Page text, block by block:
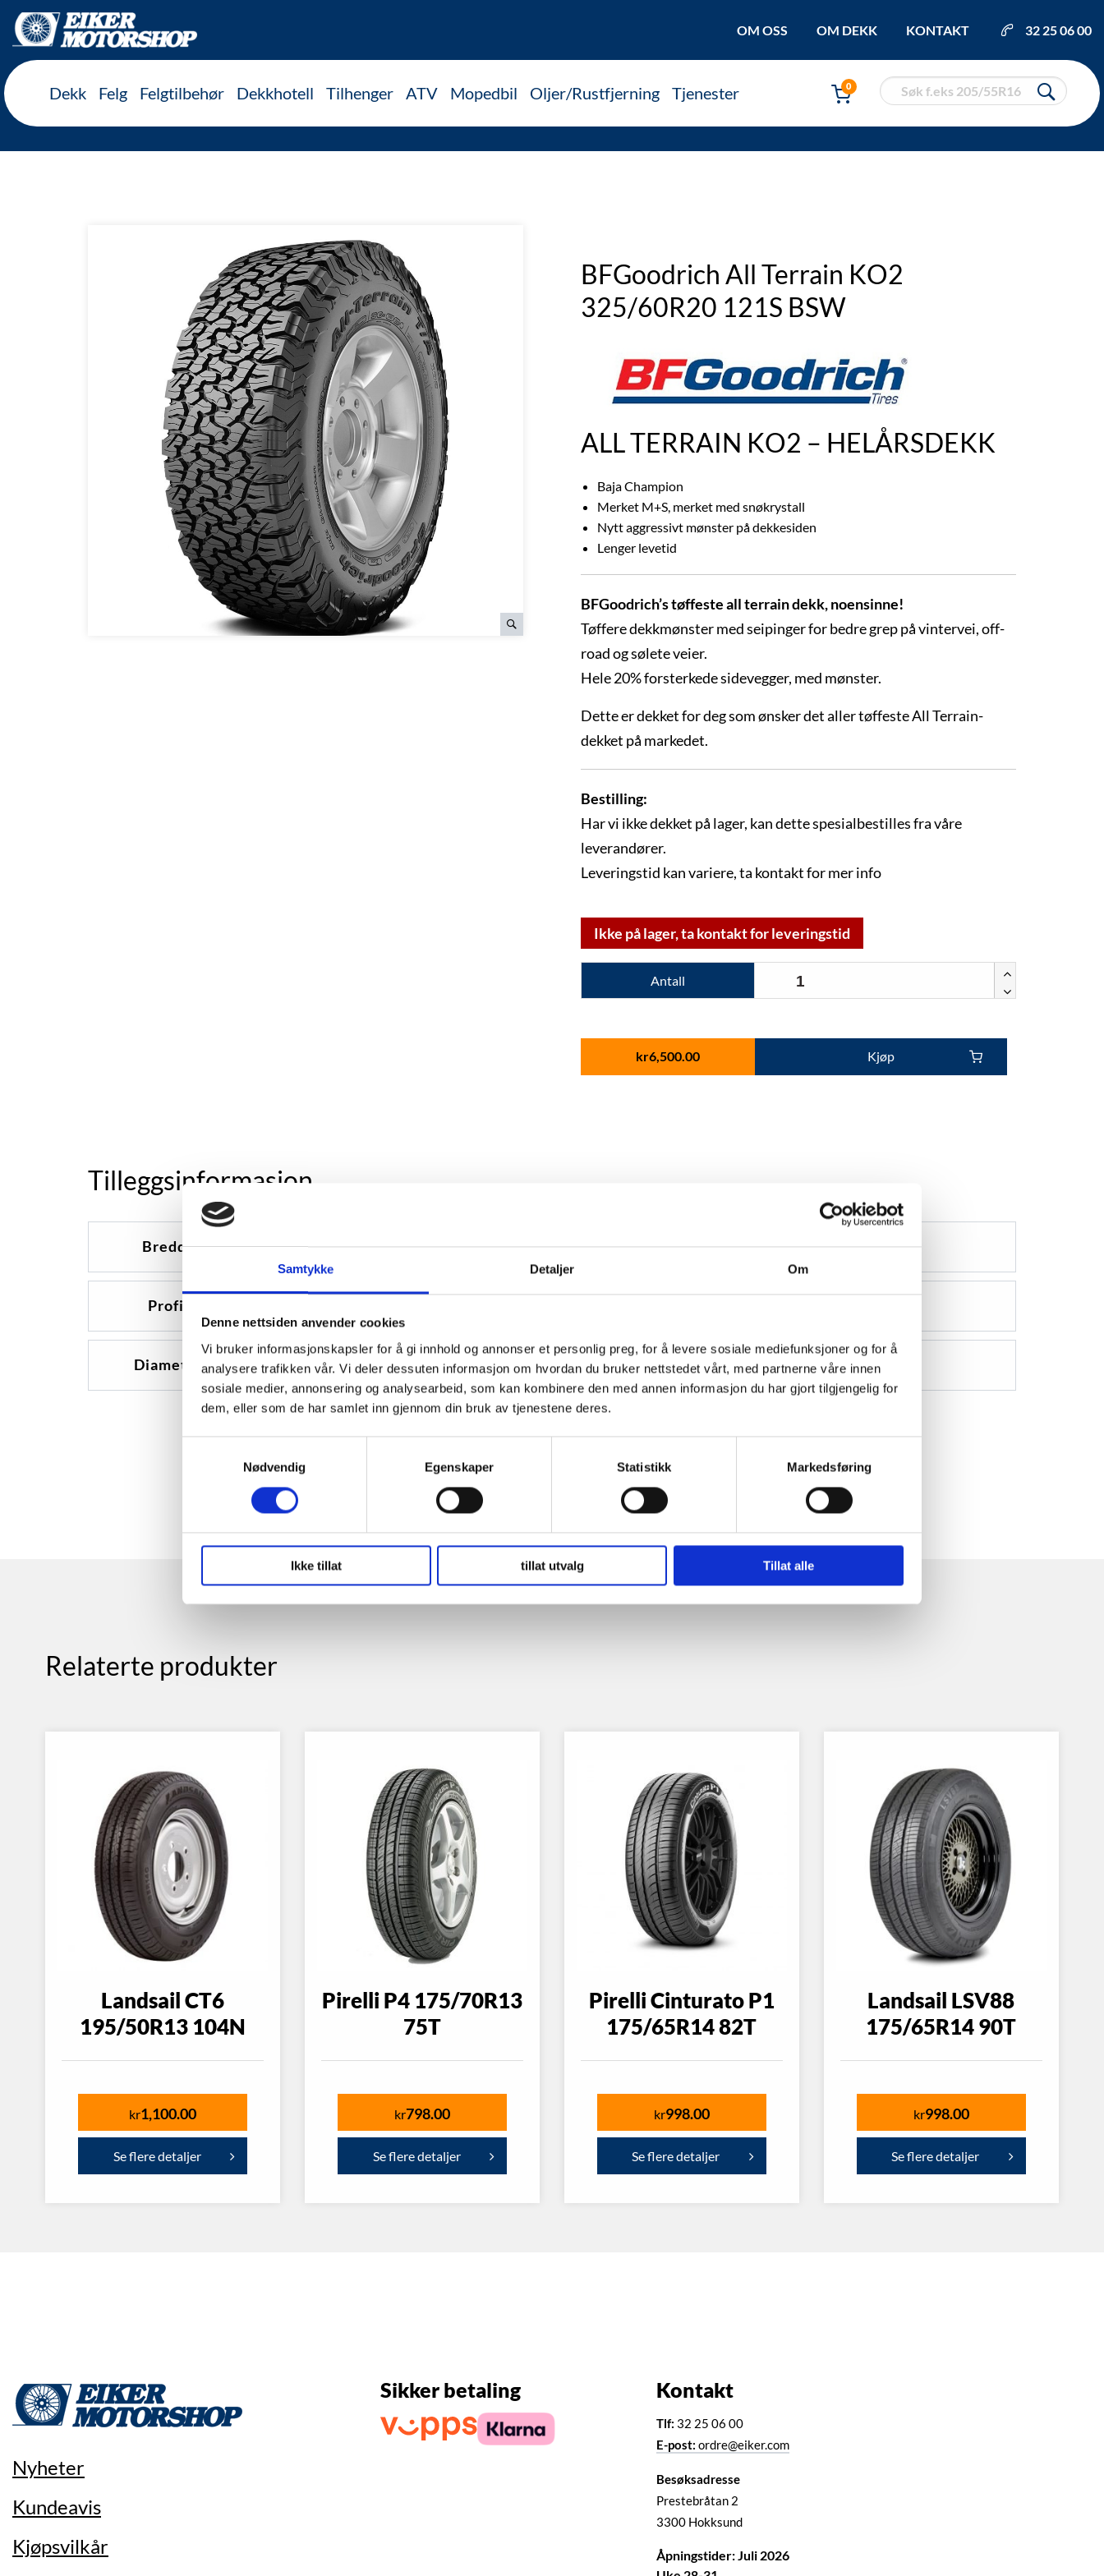
Samtykke Detaljer Om
Denne nettsiden anvender cookies
Vi bruker informasjonskapsler for å gi innhold og annonser et personlig preg, for å levere sosiale mediefunksjoner og for å
analysere trafikken vår. Vi deler dessuten informasjon om hvordan du bruker nettstedet vårt, med partnerne våre innen
sosiale medier, annonsering og analysearbeid, som kan kombinere den med annen informasjon du har gjort tilgjengelig for
dem, eller som de har samlet inn gjennom din bruk av tjenestene deres.
Nødvendig
Egenskaper Statistikk Markedsføring
Ikke tillat tillat utvalg Tillat alle
OM OSS OM DEKK KONTAKT 32 25 06 00
Dekk Felg Felgtilbehør Dekkhotell Tilhenger ATV Mopedbil Oljer/Rustfjerning Tjenester 0
BFGoodrich All Terrain KO2
325/60R20 121S BSW
ALL TERRAIN KO2 – HELÅRSDEKK
Baja Champion
Merket M+S, merket med snøkrystall
Nytt aggressivt mønster på dekkesiden
Lenger levetid
BFGoodrich’s tøffeste all terrain dekk, noensinne!
Tøffere dekkmønster med seipinger for bedre grep på vintervei, off-
road og sølete veier.
Hele 20% forsterkede sidevegger, med mønster.
Dette er dekket for deg som ønsker det aller tøffeste All Terrain-
dekket på markedet.
Bestilling:
Har vi ikke dekket på lager, kan dette spesialbestilles fra våre
leverandører.
Leveringstid kan variere, ta kontakt for mer info
Ikke på lager, ta kontakt for leveringstid
Antall
kr6,500.00
Inkl. mva
Kjøp
Tilleggsinformasjon
Bredde 325
Profil
Diameter 20
Relaterte produkter
Landsail CT6
195/50R13 104N
kr1,100.00
Se flere detaljer
Pirelli P4 175/70R13
75T
kr798.00
Se flere detaljer
Pirelli Cinturato P1
175/65R14 82T
kr998.00
Se flere detaljer
Landsail LSV88
175/65R14 90T
kr998.00
Se flere detaljer
Nyheter
Kundeavis
Kjøpsvilkår
Sikker betaling Kontakt
Tlf: 32 25 06 00
E-post: ordre@eiker.com
Besøksadresse
Prestebråtan 2
3300 Hokksund
Åpningstider: Juli 2026